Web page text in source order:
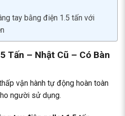
tay bằng điện 1.5 tấn với
Tấn – Nhật Cũ – Có Bàn
vận hành tự động hoàn toàn
người sử dụng.